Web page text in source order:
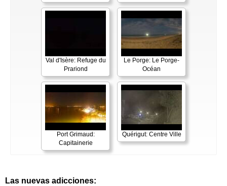
Val d'Isère: Refuge du
Prariond
Le Porge: Le Porge-
Océan
Port Grimaud:
Capitainerie
Quérigut: Centre Ville
Las nuevas adicciones: